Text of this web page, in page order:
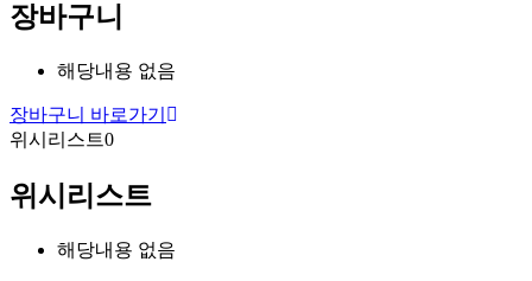
장바구니
해당내용 없음
장바구니 바로가기
위시리스트0
위시리스트
해당내용 없음